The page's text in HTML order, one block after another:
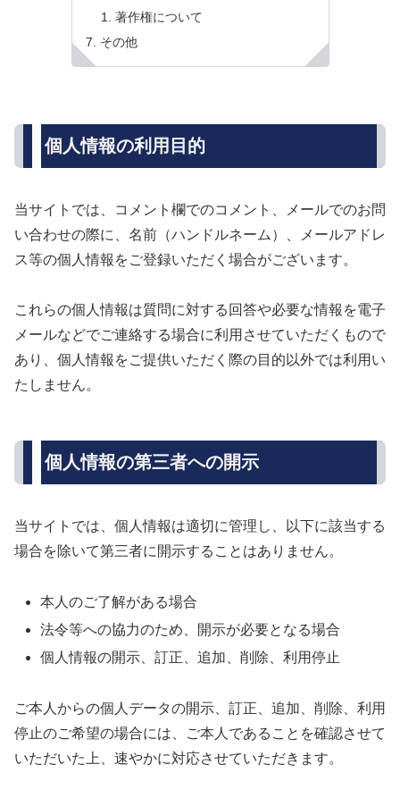
著作権について
その他
個人情報の利用目的
当サイトでは、コメント欄でのコメント、メールでのお問
い合わせの際に、名前（ハンドルネーム）、メールアドレ
ス等の個人情報をご登録いただく場合がございます。
これらの個人情報は質問に対する回答や必要な情報を電子
メールなどでご連絡する場合に利用させていただくもので
あり、個人情報をご提供いただく際の目的以外では利用い
たしません。
個人情報の第三者への開示
当サイトでは、個人情報は適切に管理し、以下に該当する
場合を除いて第三者に開示することはありません。
本人のご了解がある場合
法令等への協力のため、開示が必要となる場合
個人情報の開示、訂正、追加、削除、利用停止
ご本人からの個人データの開示、訂正、追加、削除、利用
停止のご希望の場合には、ご本人であることを確認させて
いただいた上、速やかに対応させていただきます。